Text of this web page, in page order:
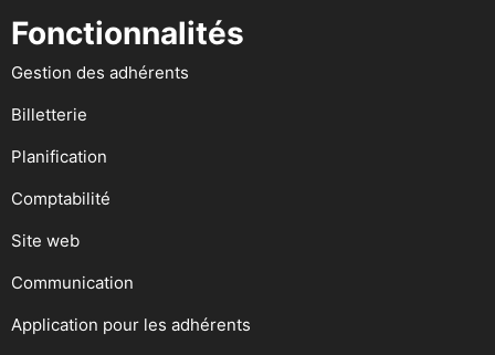
Fonctionnalités
Gestion des adhérents
Billetterie
Planification
Comptabilité
Site web
Communication
Application pour les adhérents